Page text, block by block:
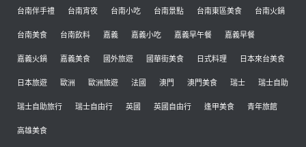
台南伴手禮 台南宵夜 台南小吃 台南景點 台南東區美食 台南火鍋
台南美食 台南飲料 嘉義 嘉義小吃 嘉義早午餐 嘉義早餐
嘉義火鍋 嘉義美食 國外旅遊 國華街美食 日式料理 日本來台美食
日本旅遊 歐洲 歐洲旅遊 法國 澳門 澳門美食 瑞士 瑞士自助
瑞士自助旅行 瑞士自由行 英國 英國自由行 逢甲美食 青年旅館
高雄美食